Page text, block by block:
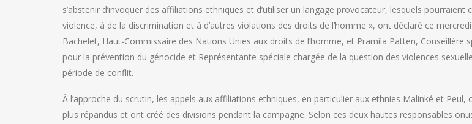
s’abstenir d’invoquer des affiliations ethniques et d’utiliser un langage provocateur, lesquels pourraient
violence, à de la discrimination et à d’autres violations des droits de l’homme », ont déclaré ce
Bachelet, Haut-Commissaire des Nations Unies aux droits de l’homme, et Pramila Patten, Conseillère
pour la prévention du génocide et Représentante spéciale chargée de la question des violences
période de conflit.
À l’approche du scrutin, les appels aux affiliations ethniques, en particulier aux ethnies Malinké et Peul,
plus répandus et ont créé des divisions pendant la campagne. Selon ces deux hautes responsables